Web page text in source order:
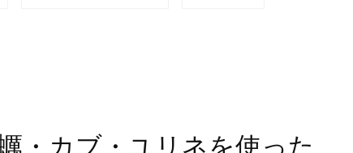
・カブ・ユリネを使った